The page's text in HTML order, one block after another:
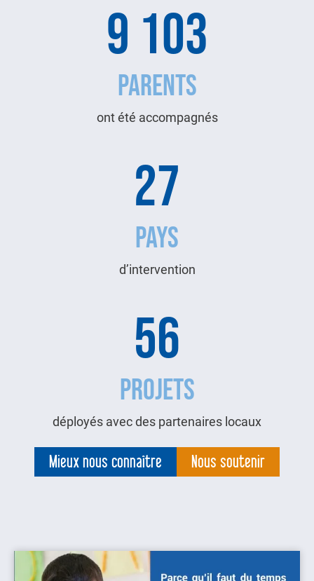
9 103
PARENTS
ont été accompagnés
27
PAYS
d’intervention
56
PROJETS
déployés avec des partenaires locaux
Mieux nous connaître Nous soutenir